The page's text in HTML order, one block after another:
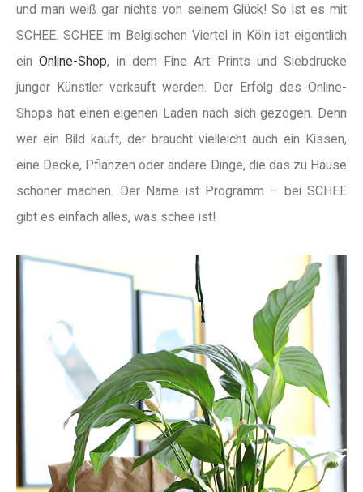
und man weiß gar nichts von seinem Glück! So ist es mit
SCHEE. SCHEE im Belgischen Viertel in Köln ist eigentlich
einOnline-Shop, in dem Fine Art Prints und Siebdrucke
junger Künstler verkauft werden. Der Erfolg des Online-
Shops hat einen eigenen Laden nach sich gezogen. Denn
wer ein Bild kauft, der braucht vielleicht auch ein Kissen,
eine Decke, Pflanzen oder andere Dinge, die das zu Hause
schöner machen. Der Name ist Programm – bei SCHEE
gibt es einfach alles, was schee ist!